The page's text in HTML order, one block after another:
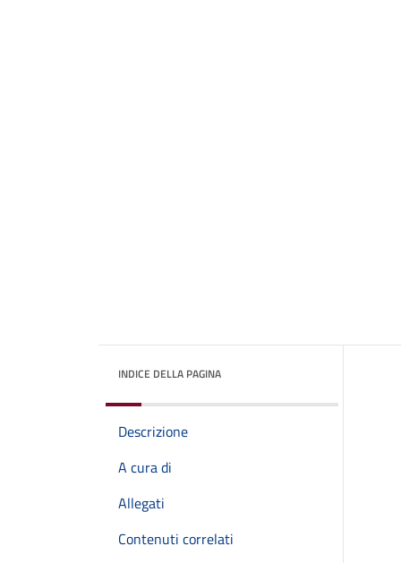
INDICE DELLA PAGINA
Descrizione
A cura di
Allegati
Contenuti correlati